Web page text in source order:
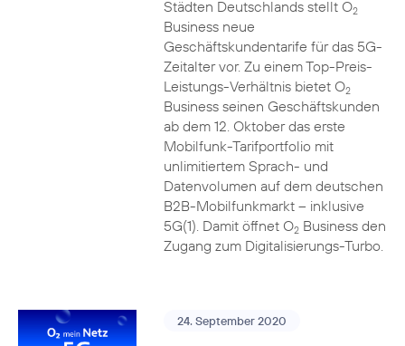
Städten Deutschlands stellt O2
Business neue
Geschäftskundentarife für das 5G-
Zeitalter vor. Zu einem Top-Preis-
Leistungs-Verhältnis bietet O2
Business seinen Geschäftskunden
ab dem 12. Oktober das erste
Mobilfunk-Tarifportfolio mit
unlimitiertem Sprach- und
Datenvolumen auf dem deutschen
B2B-Mobilfunkmarkt – inklusive
5G(1). Damit öffnet O2Business den
Zugang zum Digitalisierungs-Turbo.
24. September 2020